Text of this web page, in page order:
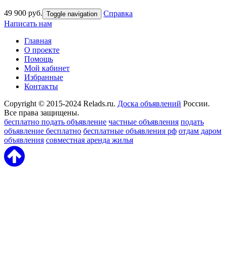
49 900 руб. Toggle navigation
Справка
Написать нам
Главная
О проекте
Помощь
Мой кабинет
Избранные
Контакты
Copyright © 2015-2024 Relads.ru. Доска объявлений России.
Все права защищены.
бесплатно подать объявление частные объявления подать
объявление бесплатно бесплатные объявления рф отдам даром
объявления совместная аренда жилья